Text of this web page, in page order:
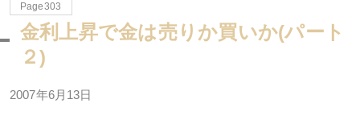
Page303
金利上昇で金は売りか買いか(パート
２)
2007年6月13日